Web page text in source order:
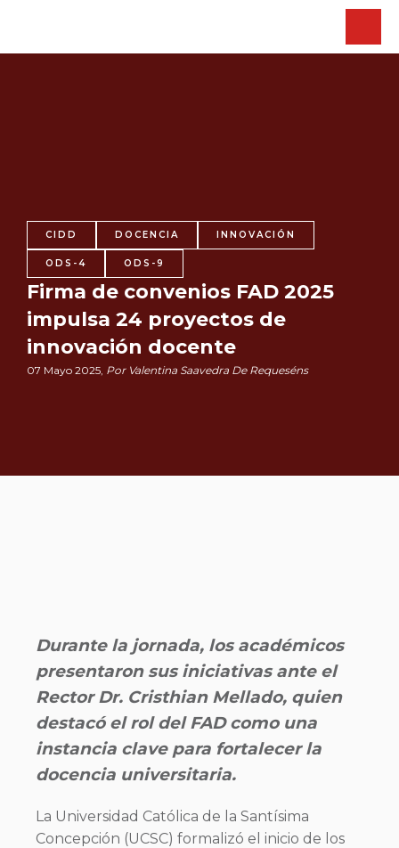
CIDD DOCENCIA INNOVACIÓN
ODS-4 ODS-9
Firma de convenios FAD 2025
impulsa 24 proyectos de
innovación docente
07 Mayo 2025, Por Valentina Saavedra De Requeséns
Durante la jornada, los académicos
presentaron sus iniciativas ante el
Rector Dr. Cristhian Mellado, quien
destacó el rol del FAD como una
instancia clave para fortalecer la
docencia universitaria.
La Universidad Católica de la Santísima
Concepción (UCSC) formalizó el inicio de los